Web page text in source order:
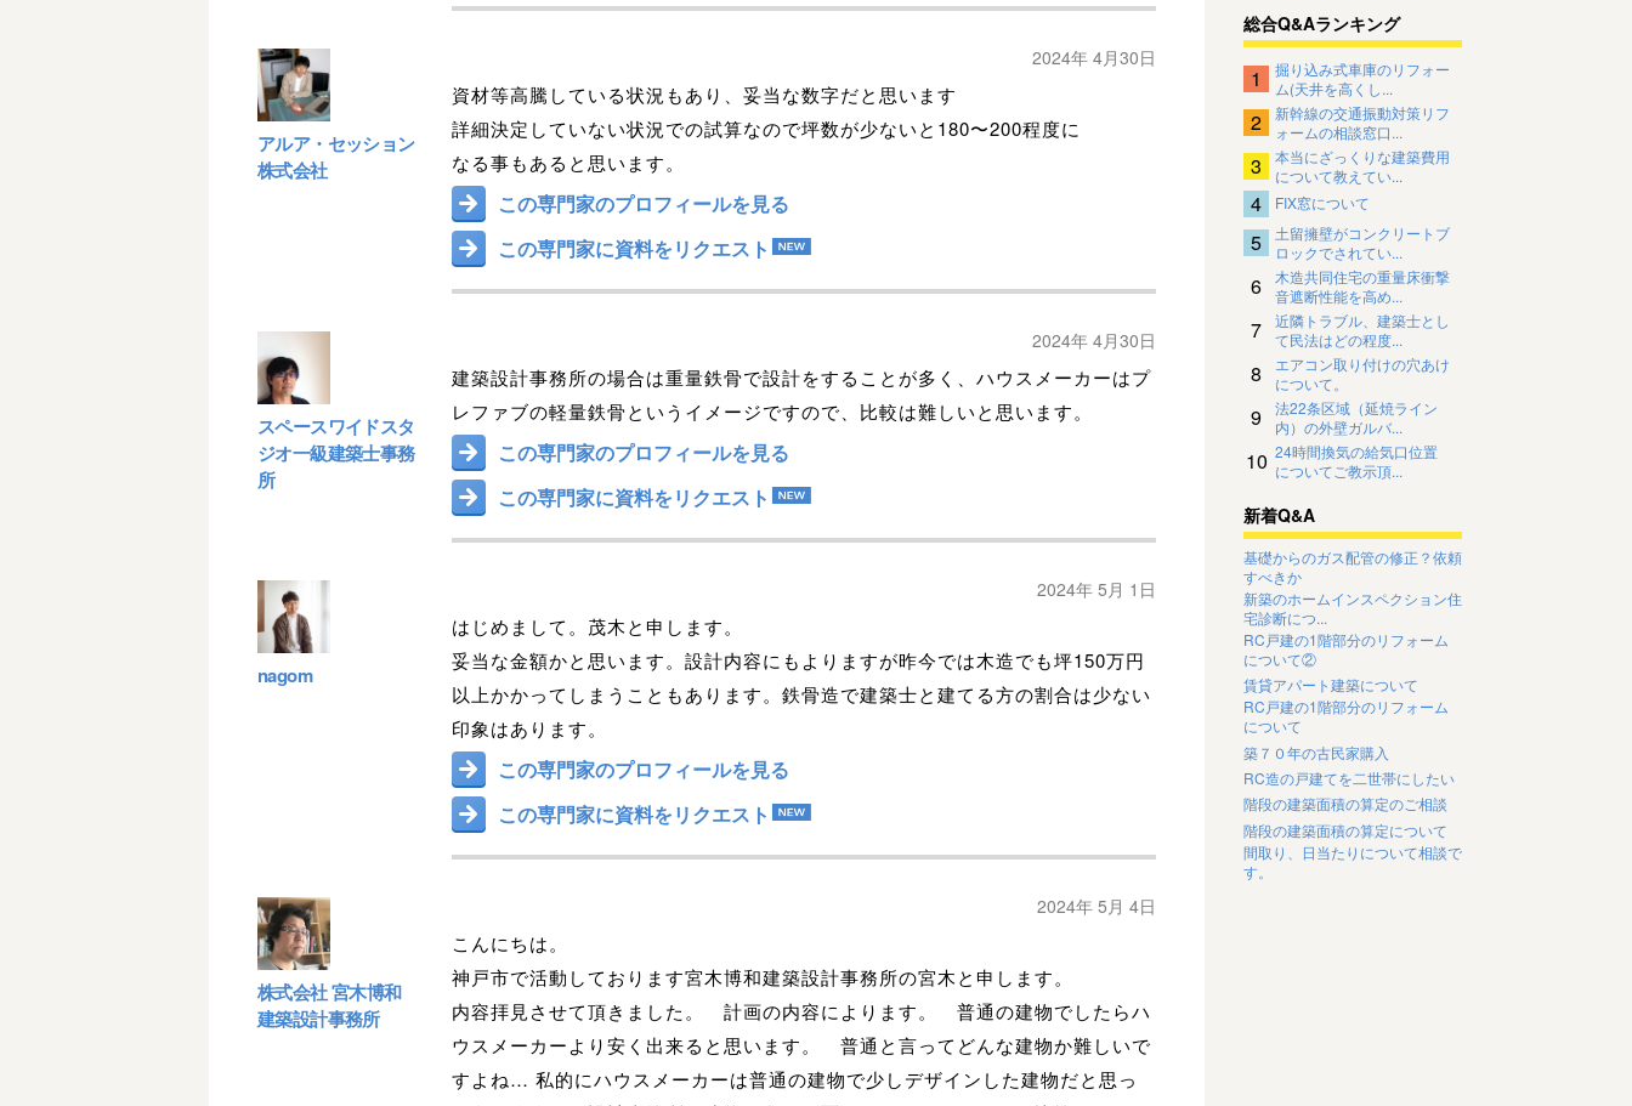
アルア・セッション
株式会社
2024年 4月30日
資材等高騰している状況もあり、妥当な数字だと思います
詳細決定していない状況での試算なので坪数が少ないと180〜200程度に
なる事もあると思います。
この専門家のプロフィールを見る
この専門家に資料をリクエスト
スペースワイドスタ
ジオ一級建築士事務
所
2024年 4月30日
建築設計事務所の場合は重量鉄骨で設計をすることが多く、ハウスメーカーはプ
レファブの軽量鉄骨というイメージですので、比較は難しいと思います。
この専門家のプロフィールを見る
この専門家に資料をリクエスト
nagom
2024年 5月 1日
はじめまして。茂木と申します。
妥当な金額かと思います。設計内容にもよりますが昨今では木造でも坪150万円
以上かかってしまうこともあります。鉄骨造で建築士と建てる方の割合は少ない
印象はあります。
この専門家のプロフィールを見る
この専門家に資料をリクエスト
株式会社 宮木博和
建築設計事務所
2024年 5月 4日
こんにちは。
神戸市で活動しております宮木博和建築設計事務所の宮木と申します。
内容拝見させて頂きました。 計画の内容によります。 普通の建物でしたらハ
ウスメーカーより安く出来ると思います。 普通と言ってどんな建物か難しいで
すよね… 私的にハウスメーカーは普通の建物で少しデザインした建物だと思っ
総合Q&Aランキング
1
掘り込み式車庫のリフォー
ム(天井を高くし...
2
新幹線の交通振動対策リフ
ォームの相談窓口...
3
本当にざっくりな建築費用
について教えてい...
4 FIX窓について
5
土留擁壁がコンクリートブ
ロックでされてい...
6
木造共同住宅の重量床衝撃
音遮断性能を高め...
7
近隣トラブル、建築士とし
て民法はどの程度...
8
エアコン取り付けの穴あけ
について。
9
法22条区域（延焼ライン
内）の外壁ガルバ...
10 24時間換気の給気口位置
についてご教示頂...
新着Q&A
基礎からのガス配管の修正？依頼
すべきか
新築のホームインスペクション住
宅診断につ...
RC戸建の1階部分のリフォーム
について②
賃貸アパート建築について
RC戸建の1階部分のリフォーム
について
築７０年の古民家購入
RC造の戸建てを二世帯にしたい
階段の建築面積の算定のご相談
階段の建築面積の算定について
間取り、日当たりについて相談で
す。